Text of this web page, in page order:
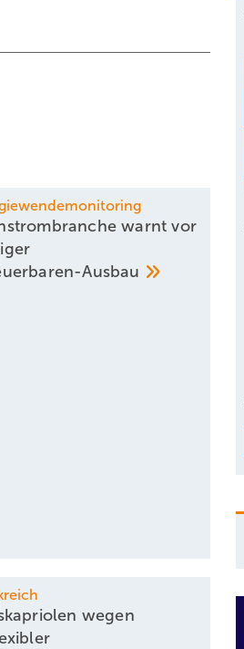
warnt vor
Ausbau
wegen